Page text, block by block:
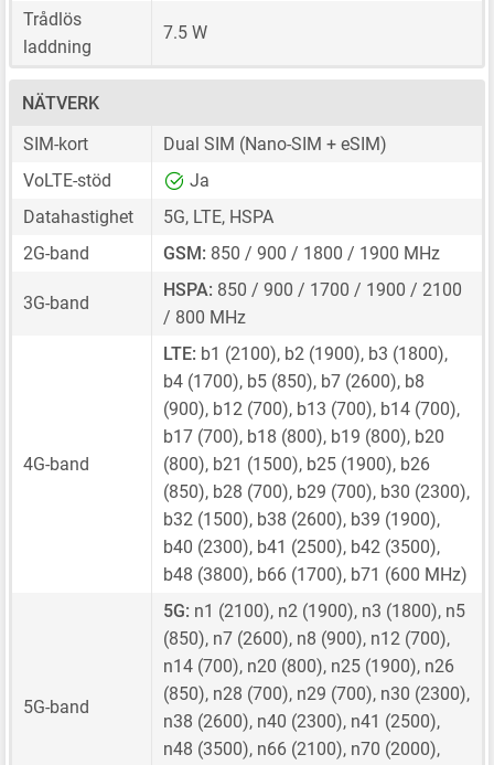
Trådlös
laddning
7.5 W
NÄTVERK
SIM-kort
Dual SIM (Nano-SIM + eSIM)
VoLTE-stöd
Ja
Datahastighet
5G, LTE, HSPA
2G-band
GSM: 850 / 900 / 1800 / 1900 MHz
3G-band
HSPA: 850 / 900 / 1700 / 1900 / 2100
/ 800 MHz
4G-band
LTE: b1 (2100), b2 (1900), b3 (1800),
b4 (1700), b5 (850), b7 (2600), b8
(900), b12 (700), b13 (700), b14 (700),
b17 (700), b18 (800), b19 (800), b20
(800), b21 (1500), b25 (1900), b26
(850), b28 (700), b29 (700), b30 (2300),
b32 (1500), b38 (2600), b39 (1900),
b40 (2300), b41 (2500), b42 (3500),
b48 (3800), b66 (1700), b71 (600 MHz)
5G-band
5G: n1 (2100), n2 (1900), n3 (1800), n5
(850), n7 (2600), n8 (900), n12 (700),
n14 (700), n20 (800), n25 (1900), n26
(850), n28 (700), n29 (700), n30 (2300),
n38 (2600), n40 (2300), n41 (2500),
n48 (3500), n66 (2100), n70 (2000),